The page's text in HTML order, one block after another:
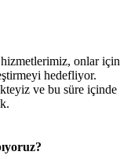
onlar için
hedefliyor.
ve bu süre içinde